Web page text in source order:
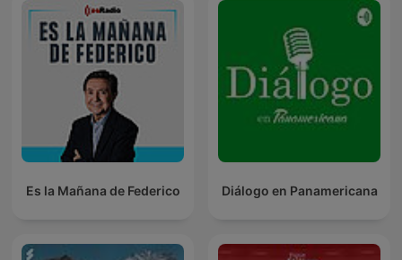
Es la Mañana de Federico Diálogo en Panamericana